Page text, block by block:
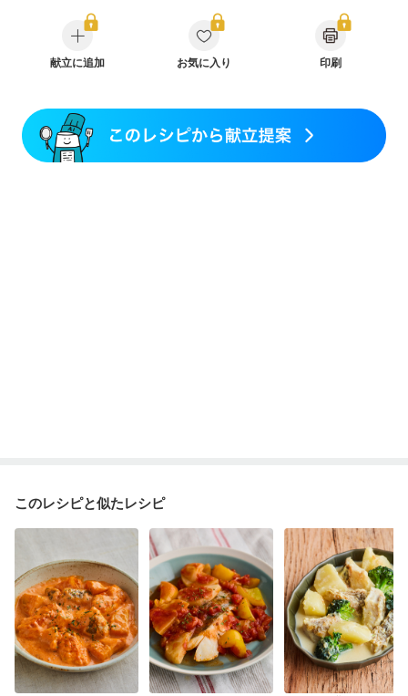
糖尿病性腎症（第２期）
糖尿病性腎症（第３期）
CKD（ステージ１）
CKD（ステージ２）
CKD（ステージ３a）
乳がん（抗がん剤治療中）
産後（ミルク）
乾癬
フレイル（年齢に合わせた体作り）
貧血対策
ニキビ・肌荒れ
献立に追加 お気に入り 印刷
このレシピと似たレシピ